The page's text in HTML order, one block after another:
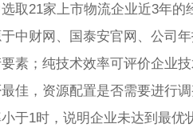
取21家上市物流企业近3年的
中财网、国泰安官网、公司
素；纯技术效率可评价企业
佳，资源配置是否需要进行
于1时，说明企业未达到最优